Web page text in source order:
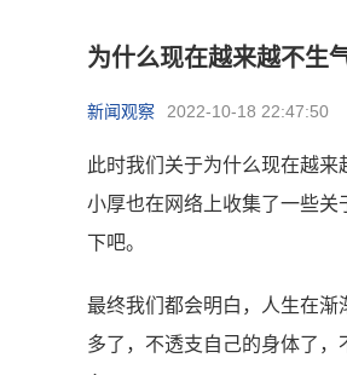
为什么现在越来越不生
新闻观察 2022-10-18 22:47:50
此时我们关于为什么现在越
小厚也在网络上收集了一些
下吧。
最终我们都会明白，人生在
多了，不透支自己的身体了